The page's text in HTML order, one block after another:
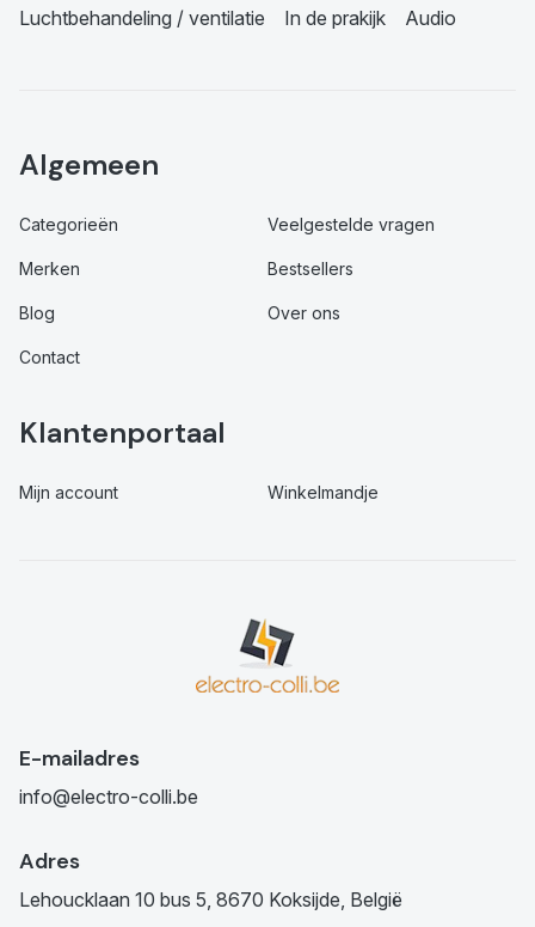
Luchtbehandeling / ventilatie In de prakijk Audio
Algemeen
Categorieën Veelgestelde vragen
Merken Bestsellers
Blog Over ons
Contact
Klantenportaal
Mijn account Winkelmandje
E-mailadres
info@electro-colli.be
Adres
Lehoucklaan 10 bus 5, 8670 Koksijde, België